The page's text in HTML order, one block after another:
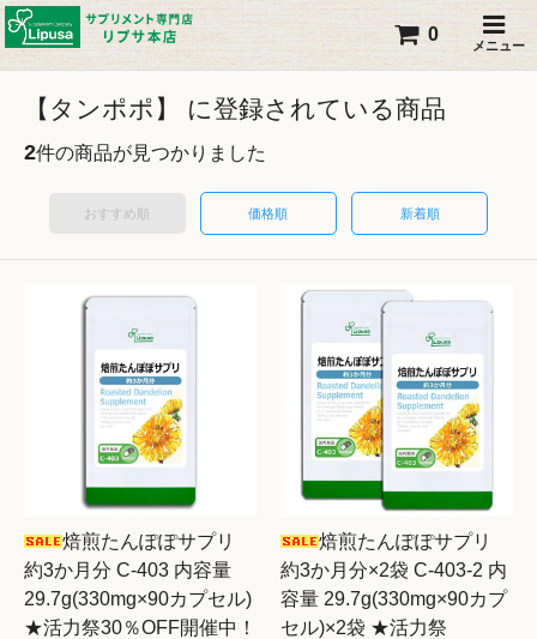
メニュー
0
【タンポポ】 に登録されている商品
2件の商品が見つかりました
おすすめ順 価格順 新着順
焙煎たんぽぽサプリ
約3か月分 C-403 内容量
29.7g(330mg×90カプセル)
★活力祭30％OFF開催中！
焙煎たんぽぽサプリ
約3か月分×2袋 C-403-2 内
容量 29.7g(330mg×90カプ
セル)×2袋 ★活力祭